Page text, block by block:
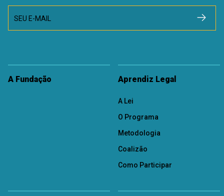
SEU E-MAIL
A Fundação Aprendiz Legal
A Lei
O Programa
Metodologia
Coalizão
Como Participar